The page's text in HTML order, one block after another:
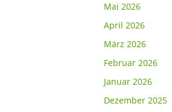
Mai 2026
April 2026
März 2026
Februar 2026
Januar 2026
Dezember 2025